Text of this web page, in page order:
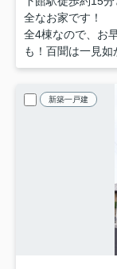
全なお家です！
全4棟なので、お
も！百聞は一見如
新築一戸建